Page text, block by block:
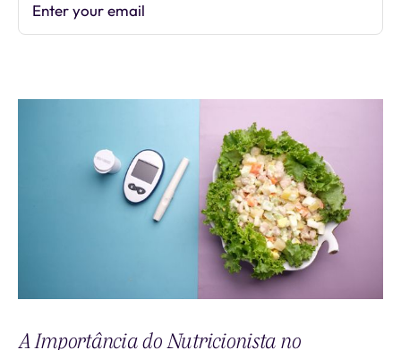
Enter your email
A Importância do Nutricionista no